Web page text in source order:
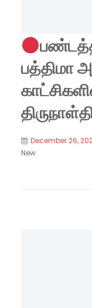
பத்திமா
December 26,
New